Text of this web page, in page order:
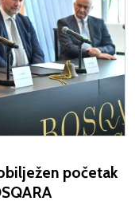
početak